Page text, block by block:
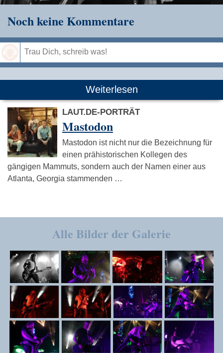
Noch keine Kommentare
Weiterlesen
LAUT.DE-PORTRÄT
Mastodon
Mastodon ist nicht nur die Bezeichnung für
einen prähistorischen Kollegen des
gängigen Mammuts, sondern auch der Namen einer aus
Atlanta, Georgia stammenden …
Alle Bilder der Galerie